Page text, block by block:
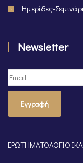
Ημερίδες-
Newsletter
Εγγραφή
ΕΡΩΤΗΜΑΤΟΛΟΓΙΟ